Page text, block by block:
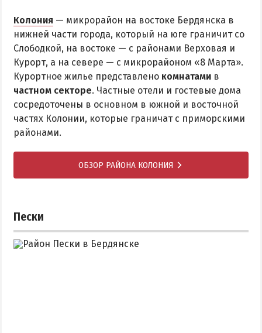
Колония — микрорайон на востоке Бердянска в
нижней части города, который на юге граничит со
Слободкой, на востоке — с районами Верховая и
Курорт, а на севере — с микрорайоном «8 Марта».
Курортное жилье представлено комнатами в
частном секторе. Частные отели и гостевые дома
сосредоточены в основном в южной и восточной
частях Колонии, которые граничат с приморскими
районами.
ОБЗОР РАЙОНА КОЛОНИЯ
Пески